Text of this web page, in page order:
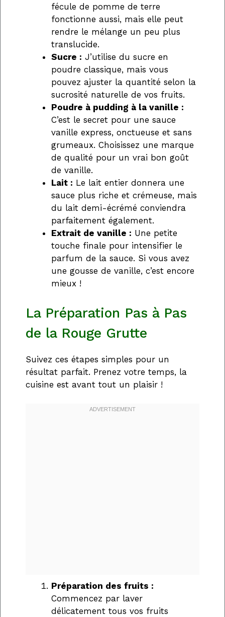
fécule de pomme de terre
fonctionne aussi, mais elle peut
rendre le mélange un peu plus
translucide.
Sucre : J’utilise du sucre en
poudre classique, mais vous
pouvez ajuster la quantité selon la
sucrosité naturelle de vos fruits.
Poudre à pudding à la vanille :
C’est le secret pour une sauce
vanille express, onctueuse et sans
grumeaux. Choisissez une marque
de qualité pour un vrai bon goût
de vanille.
Lait : Le lait entier donnera une
sauce plus riche et crémeuse, mais
du lait demi-écrémé conviendra
parfaitement également.
Extrait de vanille : Une petite
touche finale pour intensifier le
parfum de la sauce. Si vous avez
une gousse de vanille, c’est encore
mieux !
La Préparation Pas à Pas
de la Rouge Grutte
Suivez ces étapes simples pour un
résultat parfait. Prenez votre temps, la
cuisine est avant tout un plaisir !
Préparation des fruits :
Commencez par laver
délicatement tous vos fruits